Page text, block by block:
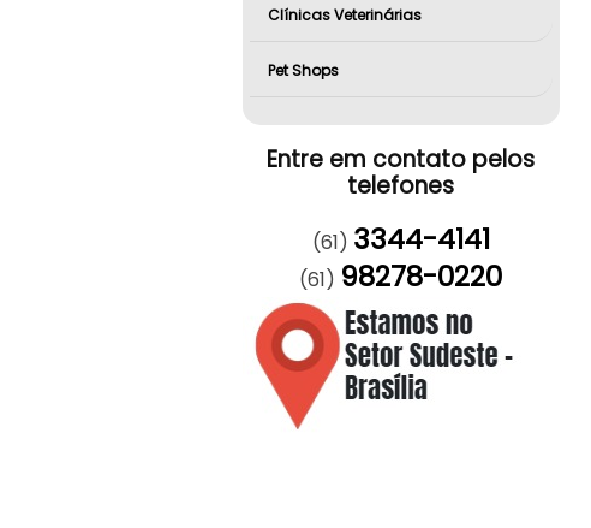
Clínicas Veterinárias
Pet Shops
Entre em contato pelos
telefones
(61) 3344-4141
(61) 98278-0220